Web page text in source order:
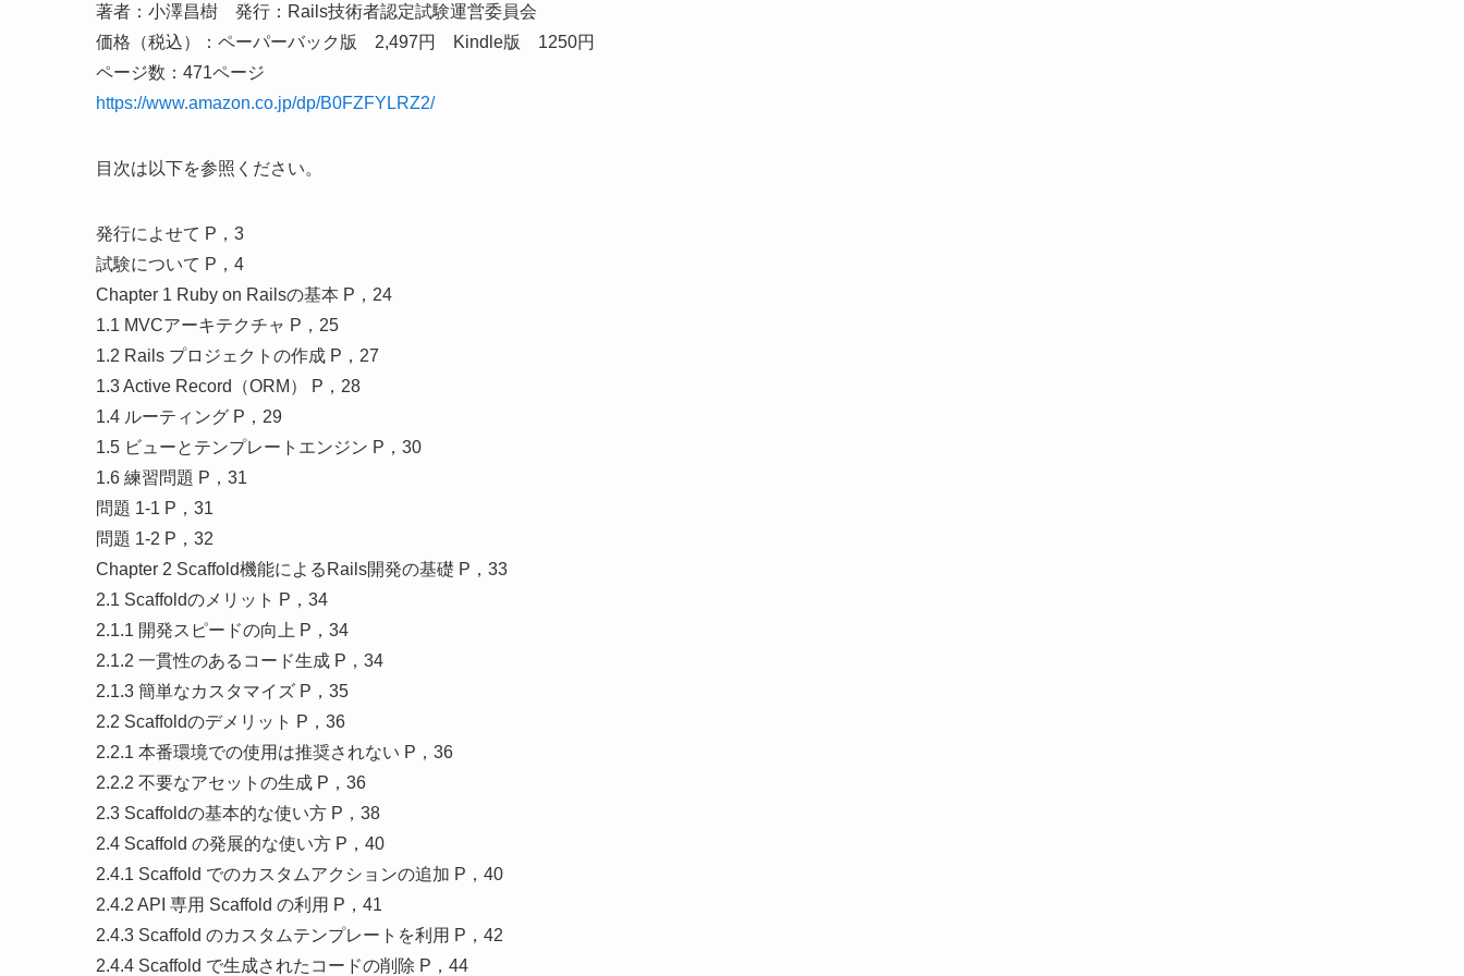
著者：小澤昌樹 発行：Rails技術者認定試験運営委員会
価格（税込）：ペーパーバック版 2,497円 Kindle版 1250円
ページ数：471ページ
https://www.amazon.co.jp/dp/B0FZFYLRZ2/
目次は以下を参照ください。
発行によせて P，3
試験について P，4
Chapter 1 Ruby on Railsの基本 P，24
1.1 MVCアーキテクチャ P，25
1.2 Rails プロジェクトの作成 P，27
1.3 Active Record（ORM） P，28
1.4 ルーティング P，29
1.5 ビューとテンプレートエンジン P，30
1.6 練習問題 P，31
問題 1-1 P，31
問題 1-2 P，32
Chapter 2 Scaffold機能によるRails開発の基礎 P，33
2.1 Scaffoldのメリット P，34
2.1.1 開発スピードの向上 P，34
2.1.2 一貫性のあるコード生成 P，34
2.1.3 簡単なカスタマイズ P，35
2.2 Scaffoldのデメリット P，36
2.2.1 本番環境での使用は推奨されない P，36
2.2.2 不要なアセットの生成 P，36
2.3 Scaffoldの基本的な使い方 P，38
2.4 Scaffold の発展的な使い方 P，40
2.4.1 Scaffold でのカスタムアクションの追加 P，40
2.4.2 API 専用 Scaffold の利用 P，41
2.4.3 Scaffold のカスタムテンプレートを利用 P，42
2.4.4 Scaffold で生成されたコードの削除 P，44